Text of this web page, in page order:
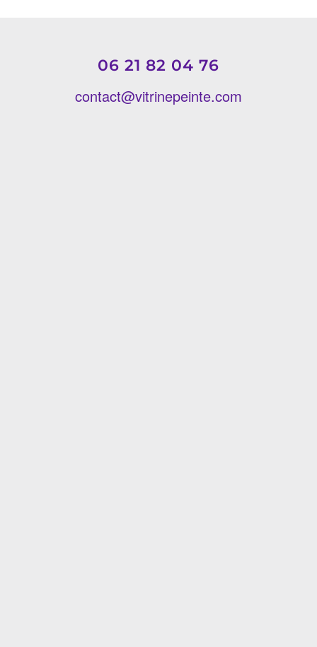
06 21 82 04 76
contact@vitrinepeinte.com